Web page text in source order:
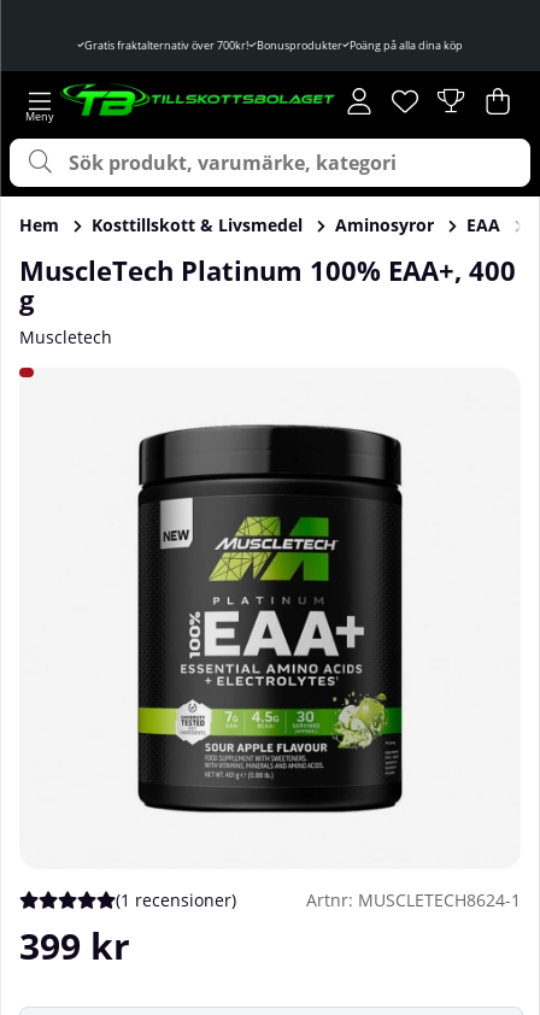
Gratis fraktalternativ över 700kr! Bonusprodukter Poäng på alla dina köp
Önskelista
Antal i
. .
Hem Kosttillskott & Livsmedel Aminosyror EAA
MuscleTech Platinum 100% EAA+, 400
g
Muscletech
Produktbilder MuscleTech Platinum 100% EAA+, 400 g
Medelbetyg 5 av 5 Antal betyg 1
(1 recensioner) Artnr: MUSCLETECH8624-1
399 kr